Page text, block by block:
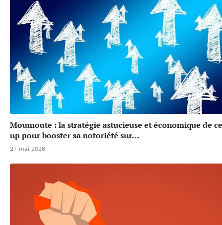
Moumoute : la stratégie astucieuse et économique de
up pour booster sa notoriété sur…
27 mai 2026